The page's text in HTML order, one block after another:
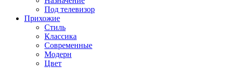
Под телевизор
Прихожие
Стиль
Классика
Современные
Модерн
Цвет